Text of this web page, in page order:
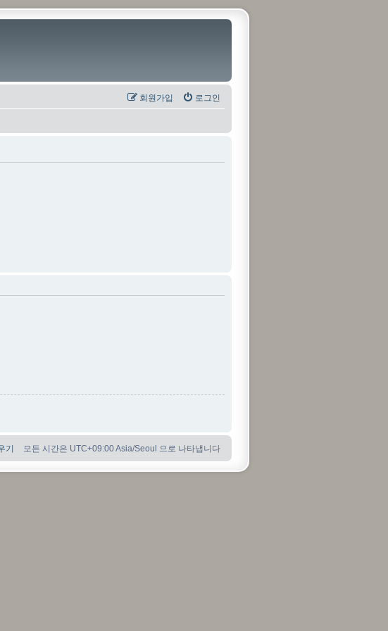
로그인
회원가입
모든 시간은 UTC+09:00 Asia/Seoul 으로 나타냅니다
기